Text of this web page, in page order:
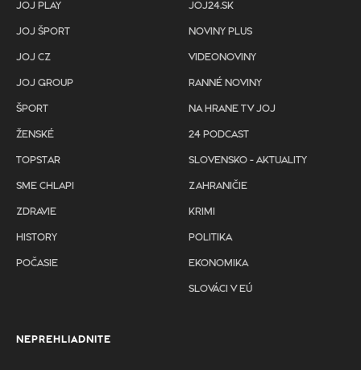
JOJ PLAY
JOJ ŠPORT
JOJ CZ
JOJ GROUP
ŠPORT
ŽENSKÉ
TOPSTAR
SME CHLAPI
ZDRAVIE
HISTORY
POČASIE
JOJ24.SK
NOVINY PLUS
VIDEONOVINY
RANNÉ NOVINY
NA HRANE TV JOJ
24 PODCAST
SLOVENSKO - AKTUALITY
ZAHRANIČIE
KRIMI
POLITIKA
EKONOMIKA
SLOVÁCI V EÚ
NEPREHLIADNITE